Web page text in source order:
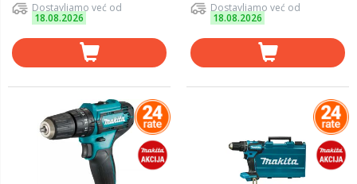
Dostavljamo već od
18.08.2026
Dostavljamo već od
18.08.2026